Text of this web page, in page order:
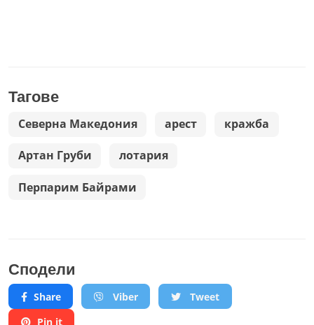
Тагове
Северна Македония арест кражба
Артан Груби лотария
Перпарим Байрами
Сподели
Share Viber
Tweet
Pin it